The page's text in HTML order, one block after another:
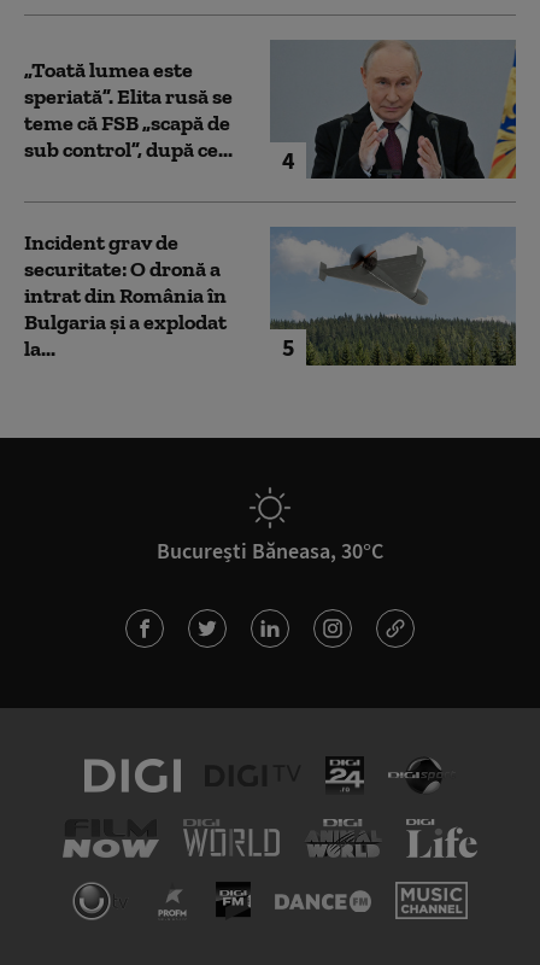
4
„Toată lumea este
speriată”. Elita rusă se
teme că FSB „scapă de
sub control”, după ce...
5
Incident grav de
securitate: O dronă a
intrat din România în
Bulgaria şi a explodat
la...
București Băneasa, 30°C